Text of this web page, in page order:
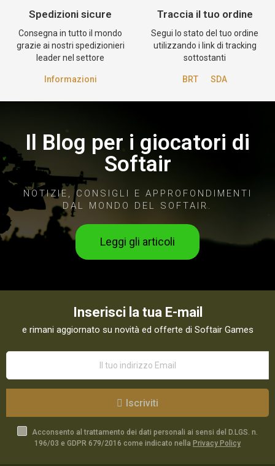
Spedizioni sicure
Consegna in tutto il mondo
grazie ai nostri spedizionieri
leader nel settore
Informazioni
Traccia il tuo ordine
Segui lo stato del tuo ordine
utilizzando i link di tracking
sottostanti
BRT SDA
Il Blog per i giocatori di
Softair
NOTIZIE, CONSIGLI E APPROFONDIMENTI
DAL MONDO DEL SOFTAIR.
Leggi gli articoli
Inserisci la tua E-mail
e rimani aggiornato su novità ed offerte di Softair Games
Iscriviti
Acconsento al trattamento dei dati personali ai sensi del D.LGS. n.
196/03 e GDPR 679/2016 come indicato nella Privacy Policy